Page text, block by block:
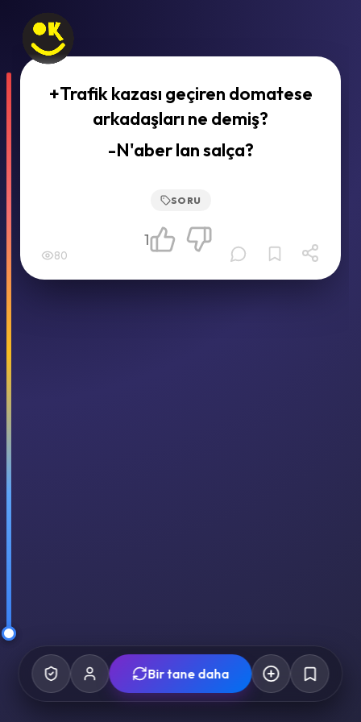
+Trafik kazası geçiren domatese
arkadaşları ne demiş?
-N'aber lan salça?
SORU
80
1
Bir tane daha